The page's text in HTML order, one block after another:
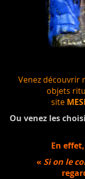
Venez découvrir
objets
site
Ou venez les
En
« Si on le